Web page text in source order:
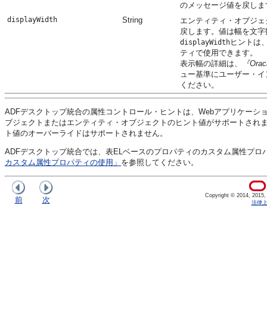
のメッセージ値を戻しま
displayWidth String
エンティティ・オブジ
戻します。値は幅を文
displayWidthヒントは
ティで使用できます。
表示幅の詳細は、
『
ュー基準にユーザー・
ください。
ADFデスクトップ統合の属性コントロール・ヒントは、Webアプリケー
ブジェクトまたはエンティティ・オブジェクトのヒント値がサポートさ
ト値のオーバーライドはサポートされません。
ADFデスクトップ統合では、表ELベースのプロパティのカスタム属性プロ
カスタム属性プロパティの使用」 を参照してください。
前 次
Copyright © 2014,
法律